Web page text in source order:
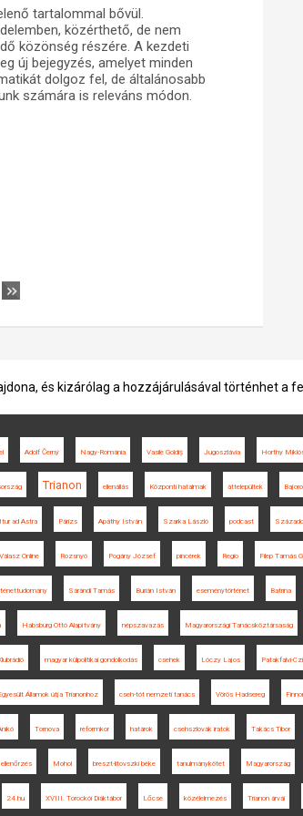
tartalommal bővül.
közérthető, de nem
közönség részére. A kezdeti
új bejegyzés, amelyet minden
dolgoz fel, de általánosabb
számára is releváns módon.
és kizárólag a hozzájárulásával történhet a
Adolf Černý Nagy-Románia Vasile Goldiș Jugoszlávia Horthy
Trianon ellenállás Központi hatalmak áttelepültek
ad Astra Párizs Apáthy István Szarka László podcast
Válasz Online Rozsnyó Pogány József pincérek Regio Filep Tamás
Sárándi Tamás Burián István eseménytörténet Batrina
Habsburg Ottó Alapítvány népszavazás Magyarországi Tanácsköztársaság
magyar külpolitikai gondolkodás csehek Lóczy Lajos Patakfalvi-
Államok útja Trianonhoz cseh-tót nemzeti tanács Vörös Hadsereg
Tornova reformkor határok csehszlovák iratok Takács Tibor
Mohol breszt-litovszki béke tanulmánykötet Magyarország
24.hu XVIII. Torockói Diáktábor Lőcse közélelmezés Trianon árvái